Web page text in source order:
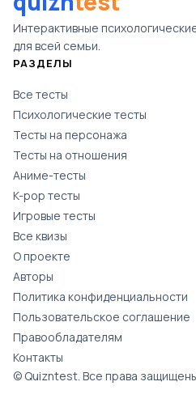
Интерактивные
для всей семьи.
РАЗДЕЛЫ
Все тесты
Психологические тесты
Тесты на персонажа
Тесты на отношения
Аниме-тесты
K-pop тесты
Игровые тесты
Все квизы
О проекте
Авторы
Политика конфиденциальности
Пользовательское соглашение
Правообладателям
Контакты
© Quizntest. Все права